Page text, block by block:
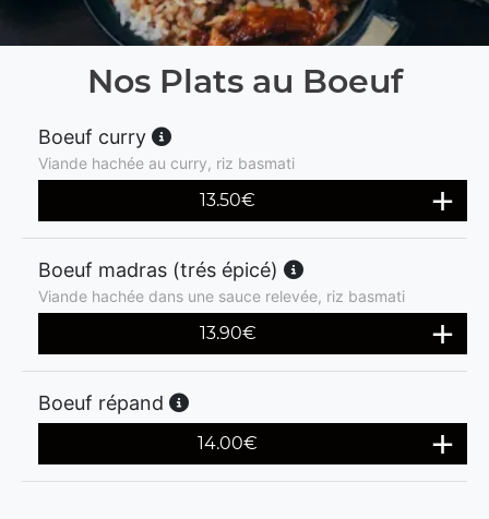
Nos Plats au Boeuf
Boeuf curry
Viande hachée au curry, riz basmati
13.50€
Boeuf madras (trés épicé)
Viande hachée dans une sauce relevée, riz basmati
13.90€
Boeuf répand
14.00€